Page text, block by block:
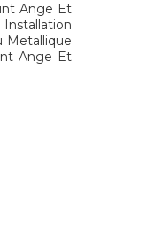
Ange Et
Installation
Metallique
Ange Et